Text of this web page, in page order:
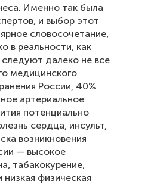
Именно так была
и выбор этот
словосочетание,
в реальности, как
далеко не все
медицинского
России, 40%
артериальное
потенциально
сердца, инсульт,
возникновения
— высокое
табакокурение,
физическая